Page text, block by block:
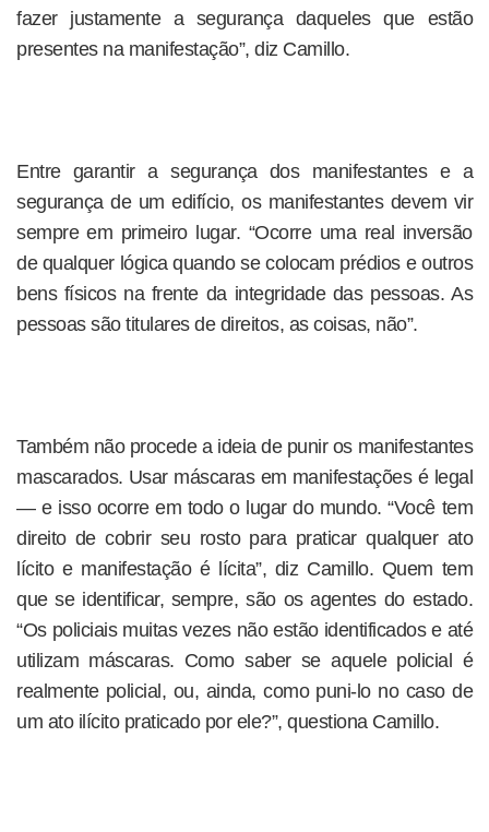
fazer justamente a segurança daqueles que estão
presentes na manifestação”, diz Camillo.
Entre garantir a segurança dos manifestantes e a
segurança de um edifício, os manifestantes devem vir
sempre em primeiro lugar. “Ocorre uma real inversão
de qualquer lógica quando se colocam prédios e outros
bens físicos na frente da integridade das pessoas. As
pessoas são titulares de direitos, as coisas, não”.
Também não procede a ideia de punir os manifestantes
mascarados. Usar máscaras em manifestações é legal
— e isso ocorre em todo o lugar do mundo. “Você tem
direito de cobrir seu rosto para praticar qualquer ato
lícito e manifestação é lícita”, diz Camillo. Quem tem
que se identificar, sempre, são os agentes do estado.
“Os policiais muitas vezes não estão identificados e até
utilizam máscaras. Como saber se aquele policial é
realmente policial, ou, ainda, como puni-lo no caso de
um ato ilícito praticado por ele?”, questiona Camillo.